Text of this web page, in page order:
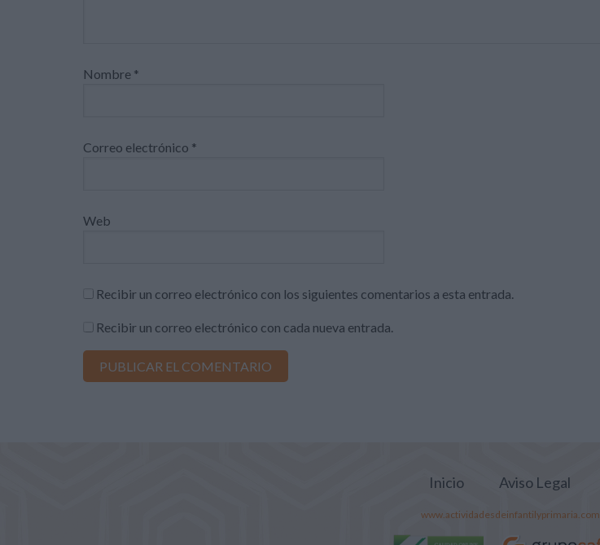
Nombre *
Correo electrónico *
Web
Recibir un correo electrónico con los siguientes comentarios a esta entrada.
Recibir un correo electrónico con cada nueva entrada.
Inicio Aviso Legal
www.actividadesdeinfantilyprimaria.com